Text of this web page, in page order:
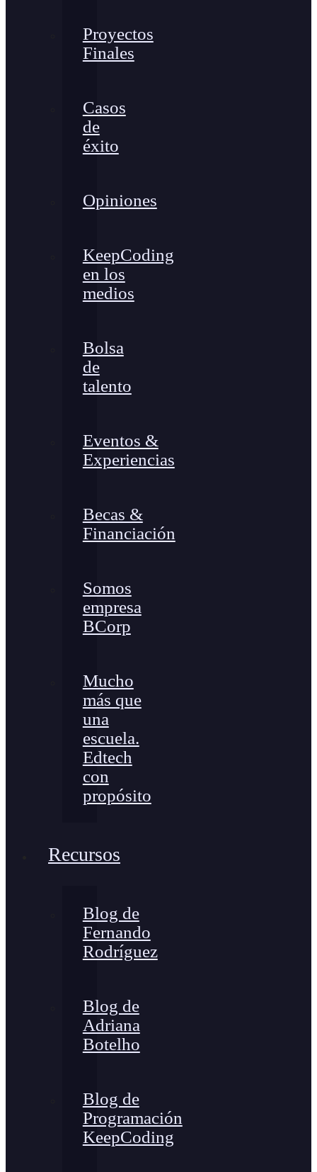
Proyectos
Finales
Casos
de
éxito
Opiniones
KeepCoding
en los
medios
Bolsa
de
talento
Eventos &
Experiencias
Becas &
Financiación
Somos
empresa
BCorp
Mucho
más que
una
escuela.
Edtech
con
propósito
Recursos
Blog de
Fernando
Rodríguez
Blog de
Adriana
Botelho
Blog de
Programación
KeepCoding